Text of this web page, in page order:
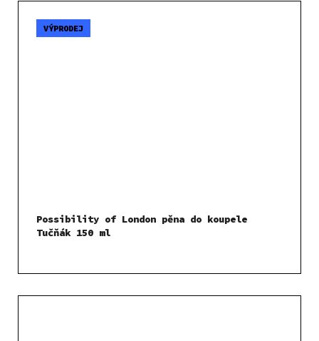
VÝPRODEJ
Possibility of London pěna do koupele
Tučňák 150 ml